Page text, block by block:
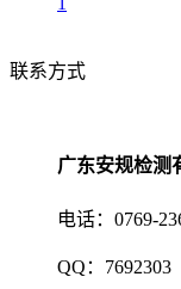
联系方式
广东安规检测
电话：0769-
QQ：7692303